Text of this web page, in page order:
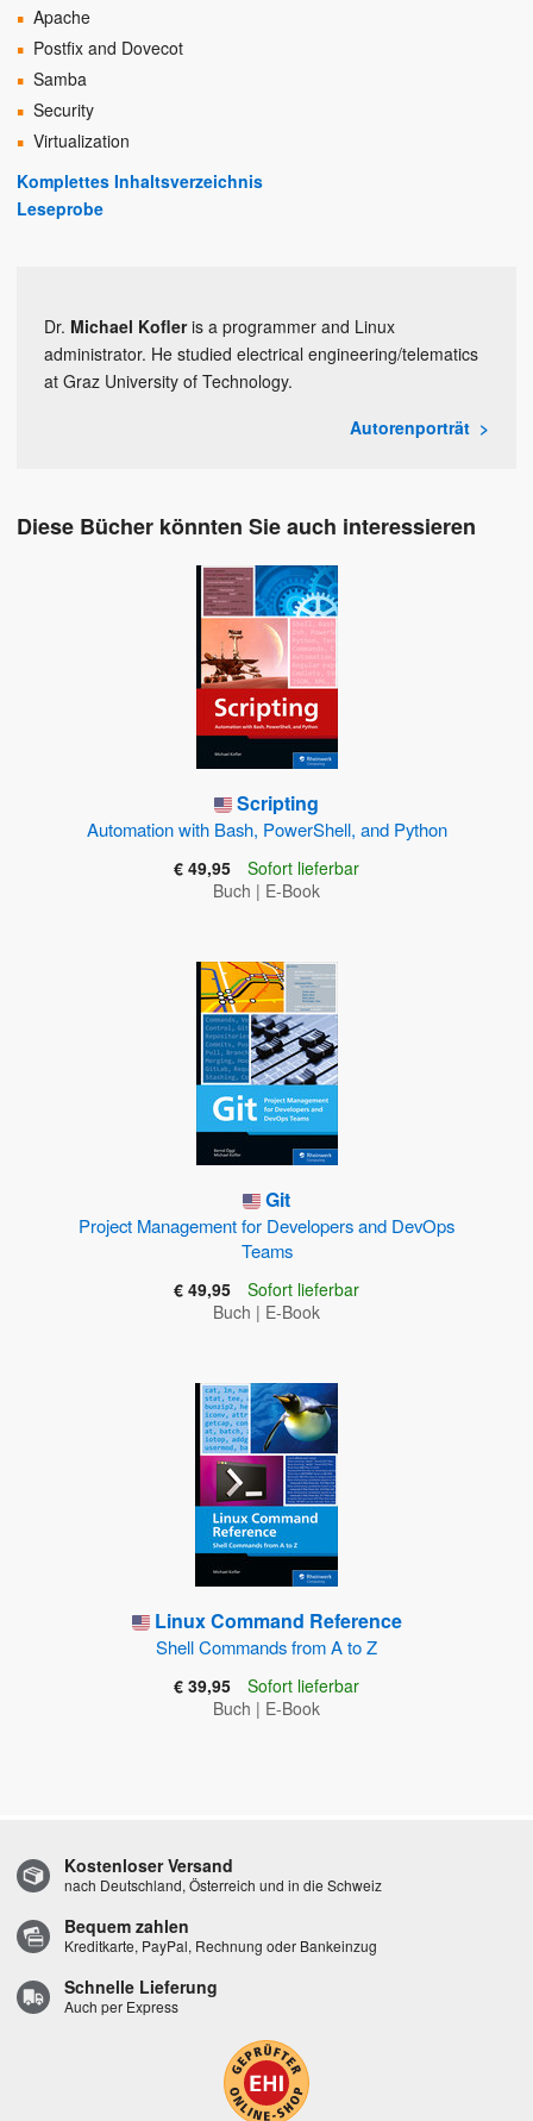
Apache
Postfix and Dovecot
Samba
Security
Virtualization
Komplettes Inhaltsverzeichnis
Leseprobe
Dr. Michael Kofleris a programmer and Linux
administrator. He studied electrical engineering/telematics
at Graz University of Technology.
Autorenporträt
Diese Bücher könnten Sie auch interessieren
Scripting
Automation with Bash, PowerShell, and Python
€ 49,95
Sofort lieferbar
Buch | E-Book
Git
Project Management for Developers and DevOps
Teams
€ 49,95
Sofort lieferbar
Buch | E-Book
Linux Command Reference
Shell Commands from A to Z
€ 39,95
Sofort lieferbar
Buch | E-Book
Kostenloser Versand
nach Deutschland, Österreich und in die Schweiz
Bequem zahlen
Kreditkarte, PayPal, Rechnung oder Bankeinzug
Schnelle Lieferung
Auch per Express